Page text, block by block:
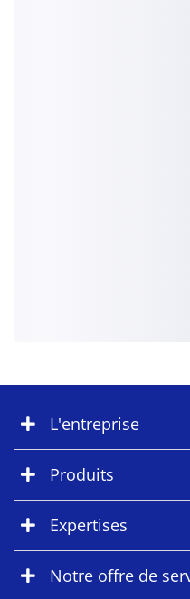
L'entreprise
Produits
Expertises
Notre offre de